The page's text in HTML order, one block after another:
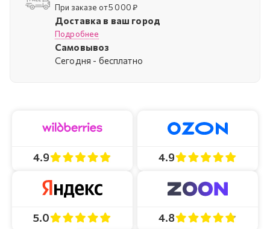
При заказе от 5 000 ₽
Доставка в ваш город
Подробнее
Самовывоз
Cегодня - бесплатно
4.9 4.9
5.0 4.8